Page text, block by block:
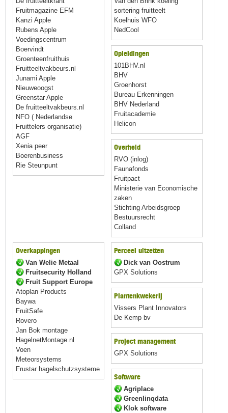
Fruitmagazine EFM
Kanzi Apple
Rubens Apple
Voedingscentrum
Boervindt
Groenteenfruithuis
Fruitteeltvakbeurs.nl
Junami Apple
Nieuweoogst
Greenstar Apple
De fruitteeltvakbeurs.nl
NFO ( Nederlandse
Fruittelers organisatie)
AGF
Xenia peer
Boerenbusiness
Rie Steunpunt
sortering fruitteelt
Koelhuis WFO
NedCool
Opleidingen
101BHV.nl
BHV
Groenhorst
Bureau Erkenningen
BHV Nederland
Fruitacademie
Helicon
Overheid
RVO (inlog)
Faunafonds
Fruitpact
Ministerie van Economische
zaken
Stichting Arbeidsgroep
Bestuursrecht
Colland
Overkappingen
Van Welie Metaal
Fruitsecurity Holland
Fruit Support Europe
Atoplan Products
Baywa
FruitSafe
Rovero
Jan Bok montage
HagelnetMontage.nl
Voen
Meteorsystems
Frustar hagelschutzsysteme
Perceel uitzetten
Dick van Oostrum
GPX Solutions
Plantenkwekerij
Vissers Plant Innovators
De Kemp bv
Project management
GPX Solutions
Software
Agriplace
Greenlinqdata
Klok software